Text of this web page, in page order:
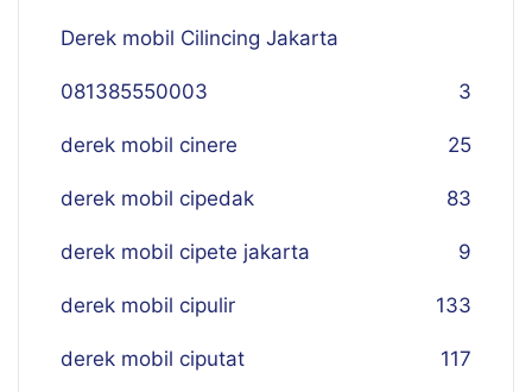
Derek mobil Cilincing Jakarta
081385550003 3
derek mobil cinere 25
derek mobil cipedak 83
derek mobil cipete jakarta 9
derek mobil cipulir 133
derek mobil ciputat 117